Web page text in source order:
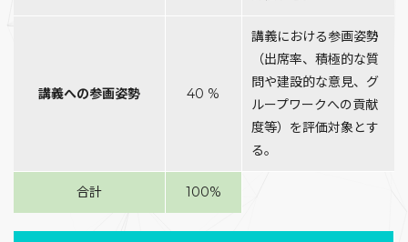
講義への参画姿勢 40 %
講義における参画姿勢
（出席率、積極的な質
問や建設的な意見、グ
ループワークへの貢献
度等）を評価対象とす
る。
合計 100%